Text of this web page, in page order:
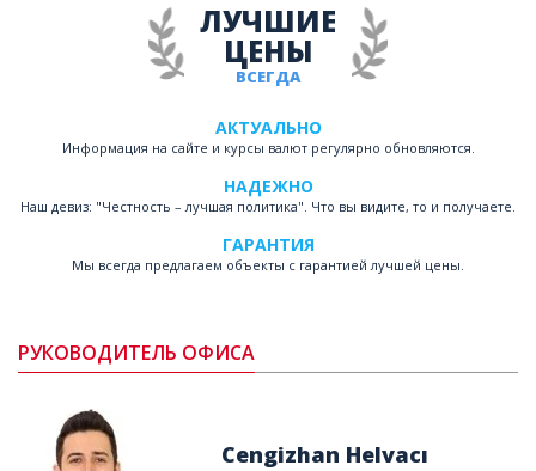
ВСЕГДА
ЛУЧШИЕ
ЦЕНЫ
АКТУАЛЬНО
Информация на сайте и курсы валют регулярно обновляются.
НАДЕЖНО
Наш девиз: "Честность – лучшая политика". Что вы видите, то и получаете.
ГАРАНТИЯ
Мы всегда предлагаем объекты с гарантией лучшей цены.
РУКОВОДИТЕЛЬ ОФИСА
Cengizhan Helvacı